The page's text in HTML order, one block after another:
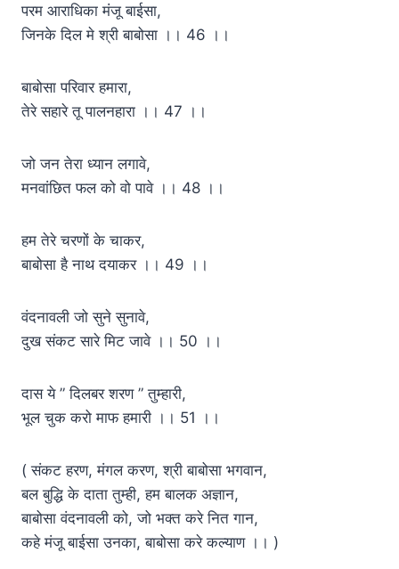
परम आराधिका मंजू बाईसा,
जिनके दिल मे श्री बाबोसा ।। 46 ।।
बाबोसा परिवार हमारा,
तेरे सहारे तू पालनहारा ।। 47 ।।
जो जन तेरा ध्यान लगावे,
मनवांछित फल को वो पावे ।। 48 ।।
हम तेरे चरणों के चाकर,
बाबोसा है नाथ दयाकर ।। 49 ।।
वंदनावली जो सुने सुनावे,
दुख संकट सारे मिट जावे ।। 50 ।।
दास ये ” दिलबर शरण ” तुम्हारी,
भूल चुक करो माफ हमारी ।। 51 ।।
( संकट हरण, मंगल करण, श्री बाबोसा भगवान,
बल बुद्धि के दाता तुम्ही, हम बालक अज्ञान,
बाबोसा वंदनावली को, जो भक्त करे नित गान,
कहे मंजू बाईसा उनका, बाबोसा करे कल्याण ।। )